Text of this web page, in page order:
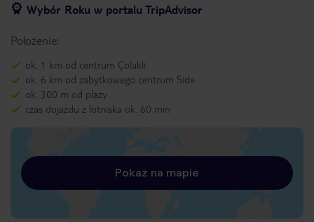
Wybór Roku w portalu TripAdvisor
Położenie:
ok. 1 km od centrum Çolakli
ok. 6 km od zabytkowego centrum Side
ok. 300 m od plaży
czas dojazdu z lotniska ok. 60 min
Pokaż na mapie